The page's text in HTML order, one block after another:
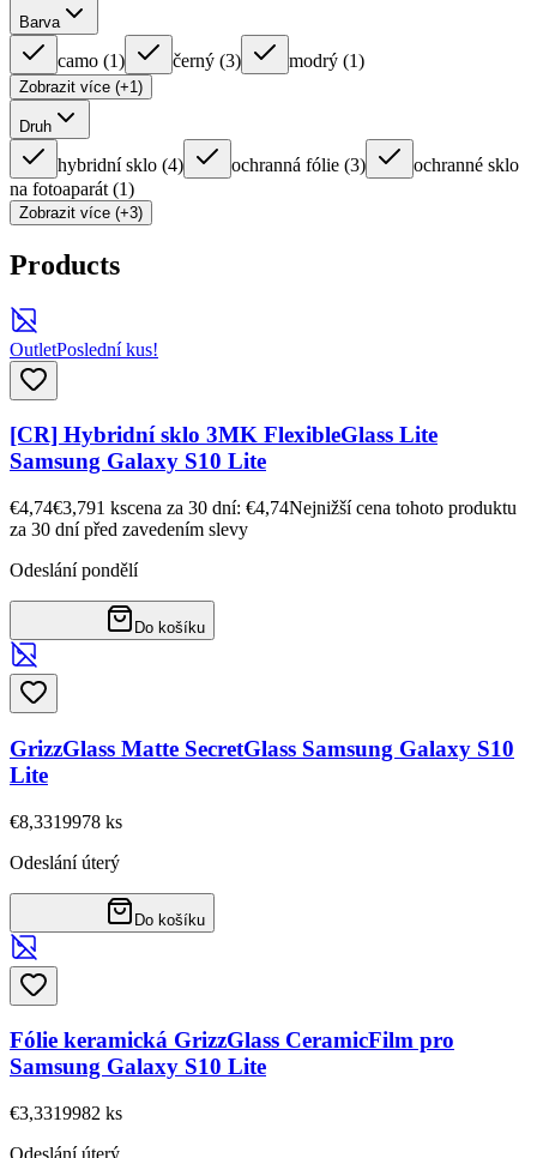
Barva
camo (1) černý (3) modrý (1)
Zobrazit více (+1)
Druh
hybridní sklo (4) ochranná fólie (3)
ochranné sklo
na fotoaparát (1)
Zobrazit více (+3)
Products
OutletPoslední kus!
[CR] Hybridní sklo 3MK FlexibleGlass Lite
Samsung Galaxy S10 Lite
€4,74€3,791 kscena za 30 dní: €4,74Nejnižší cena tohoto produktu
za 30 dní před zavedením slevy
Odeslání pondělí
Do košíku
GrizzGlass Matte SecretGlass Samsung Galaxy S10
Lite
€8,3319978 ks
Odeslání úterý
Do košíku
Fólie keramická GrizzGlass CeramicFilm pro
Samsung Galaxy S10 Lite
€3,3319982 ks
Odeslání úterý